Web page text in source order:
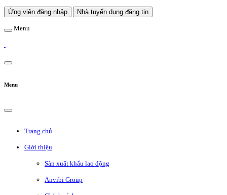
Ứng viên đăng nhập Nhà tuyển dụng đăng tin
Menu
Menu
Trang chủ
Giới thiệu
Sàn xuất khẩu lao động
Anvibi Group